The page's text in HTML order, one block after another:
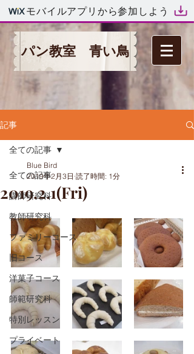
モバイルアプリから参加しよう
パン教室 青い鳥
記事
全ての記事
講師研究科
教師研究科
ファミリーコース
旧コース
洋菓子コース
師範研究科
特別レッスン
プライベート
全ての記事
2019.2.1(Fri)
Blue Bird
2019年2月3日 読了時間: 1分